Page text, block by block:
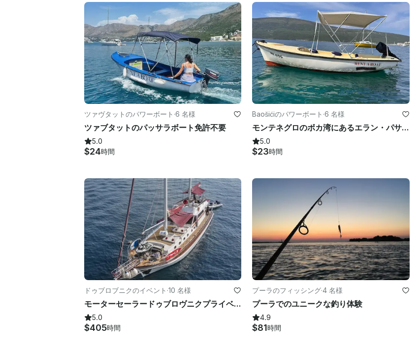
ツァヴタットのパワーボート ·6 名様
ツァブタットのパッサラボート免許不要
5.0
$24時間
Baošićiのパワーボート ·6 名様
モンテネグロのボカ湾にあるエラン・パサラ・ボート-セルフキャプテン・レンタル（最大6名まで）
5.0
$23時間
ドゥブロブニクのイベント ·10 名様
モーターセーラードゥブロヴニクプライベート＆ラグジュアリー 88フィート（毎日および複数日にわたるクルーズ）
5.0
$405時間
プーラのフィッシング·4 名様
プーラでのユニークな釣り体験
4.9
$81時間